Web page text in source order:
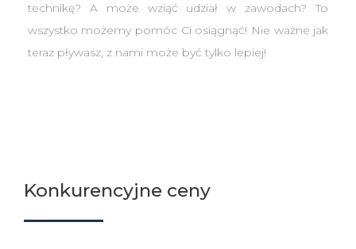
technikę? A może wziąć udział w zawodach? To
wszystko możemy pomóc Ci osiągnąć! Nie ważne jak
teraz pływasz, z nami może być tylko lepiej!
Konkurencyjne ceny